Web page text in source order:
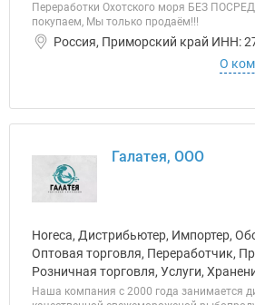
Переработки Охотского моря БЕЗ
покупаем, Мы только продаём!!!
Россия, Приморский край ИНН:
О
Галатея, ООО
Horeca, Дистрибьютер, Импортер,
Оптовая торговля, Переработчик,
Розничная торговля, Услуги,
Наша компания с 2000 года занимается